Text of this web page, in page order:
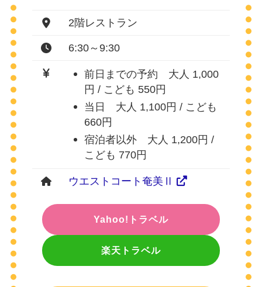
2階レストラン
6:30～9:30
前日までの予約 大人 1,000
円 / こども 550円
当日 大人 1,100円 / こども
660円
宿泊者以外 大人 1,200円 /
こども 770円
ウエストコート奄美Ⅱ
Yahoo!トラベル
楽天トラベル